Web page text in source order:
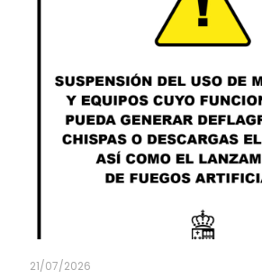
21/07/2026